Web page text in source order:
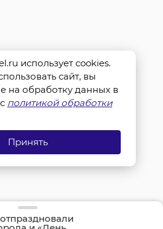
использует cookies.
сайт, вы
на обработку данных в
политикой обработки
Принять